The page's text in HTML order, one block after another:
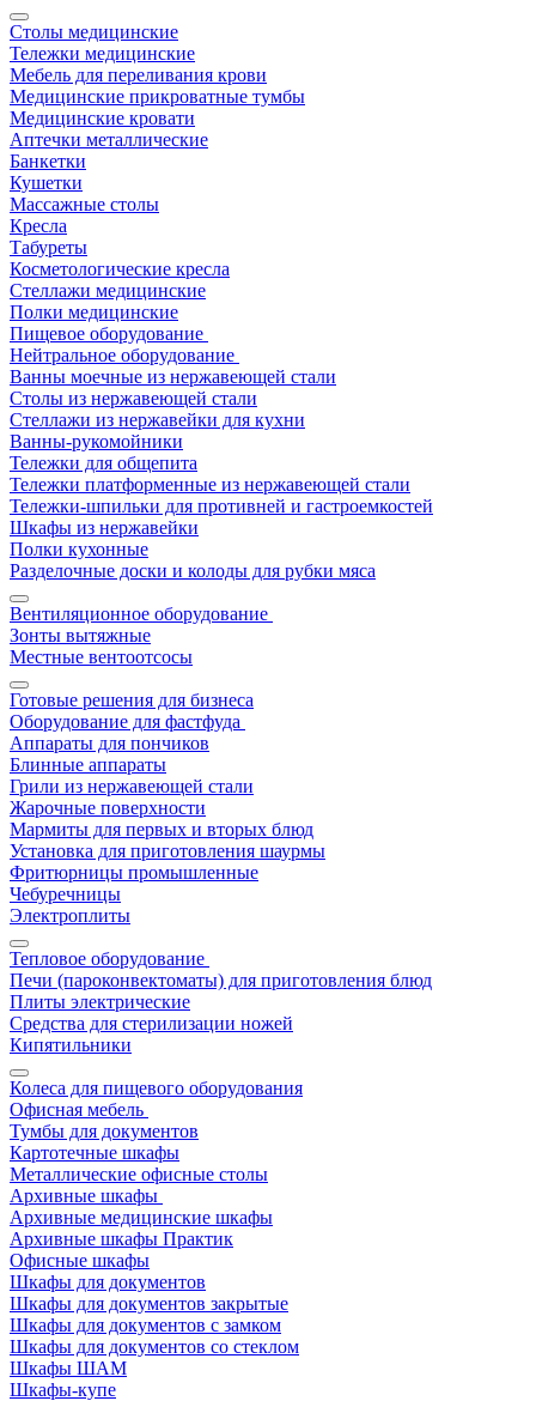
Столы медицинские
Тележки медицинские
Мебель для переливания крови
Медицинские прикроватные тумбы
Медицинские кровати
Аптечки металлические
Банкетки
Кушетки
Массажные столы
Кресла
Табуреты
Косметологические кресла
Стеллажи медицинские
Полки медицинские
Пищевое оборудование
Нейтральное оборудование
Ванны моечные из нержавеющей стали
Столы из нержавеющей стали
Стеллажи из нержавейки для кухни
Ванны-рукомойники
Тележки для общепита
Тележки платформенные из нержавеющей стали
Тележки-шпильки для противней и гастроемкостей
Шкафы из нержавейки
Полки кухонные
Разделочные доски и колоды для рубки мяса
Вентиляционное оборудование
Зонты вытяжные
Местные вентоотсосы
Готовые решения для бизнеса
Оборудование для фастфуда
Аппараты для пончиков
Блинные аппараты
Грили из нержавеющей стали
Жарочные поверхности
Мармиты для первых и вторых блюд
Установка для приготовления шаурмы
Фритюрницы промышленные
Чебуречницы
Электроплиты
Тепловое оборудование
Печи (пароконвектоматы) для приготовления блюд
Плиты электрические
Средства для стерилизации ножей
Кипятильники
Колеса для пищевого оборудования
Офисная мебель
Тумбы для документов
Картотечные шкафы
Металлические офисные столы
Архивные шкафы
Архивные медицинские шкафы
Архивные шкафы Практик
Офисные шкафы
Шкафы для документов
Шкафы для документов закрытые
Шкафы для документов с замком
Шкафы для документов со стеклом
Шкафы ШАМ
Шкафы-купе